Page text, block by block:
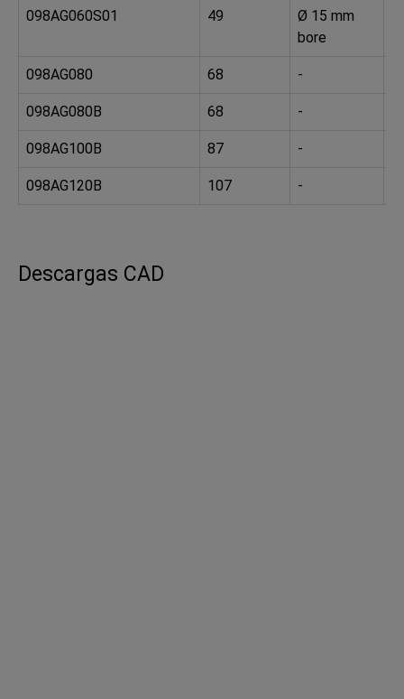
098AG060S01 49
Ø 15 mm
bore
098AG080 68 -
098AG080B 68 -
098AG100B 87 -
098AG120B 107 -
Descargas CAD